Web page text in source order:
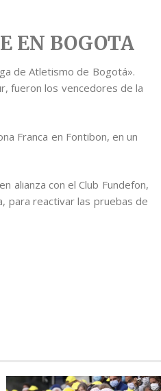
EN BOGOTA
de Atletismo de Bogotá».
fueron los vencedores de la
Franca en Fontibon, en un
alianza con el Club Fundefon,
para reactivar las pruebas de